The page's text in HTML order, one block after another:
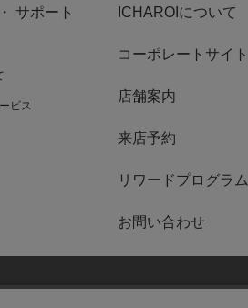
サポート
ビス
ICHAROIについて
コーポレートサイト
店舗案内
来店予約
リワードプログラム
お問い合わせ